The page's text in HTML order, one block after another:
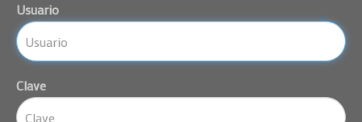
Usuario
Clave